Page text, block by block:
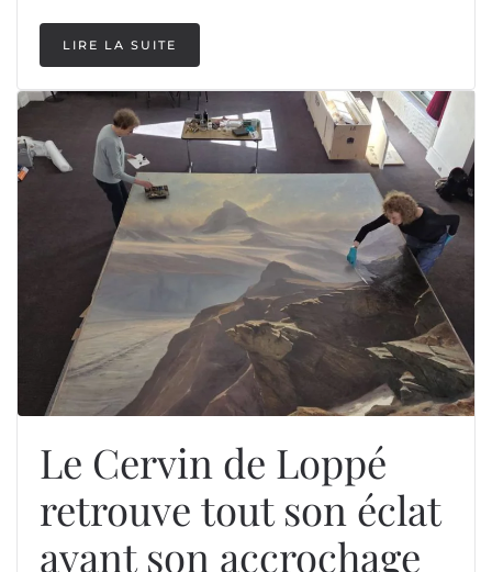
LIRE LA SUITE
Le Cervin de Loppé
retrouve tout son éclat
avant son accrochage